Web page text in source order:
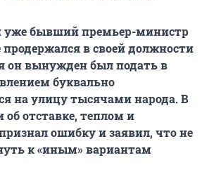
уже бывший премьер-министр
в своей должности
он вынужден был подать в
буквально
на улицу тысячами народа. В
об отставке, теплом и
ошибку и заявил, что не
к «иным» вариантам